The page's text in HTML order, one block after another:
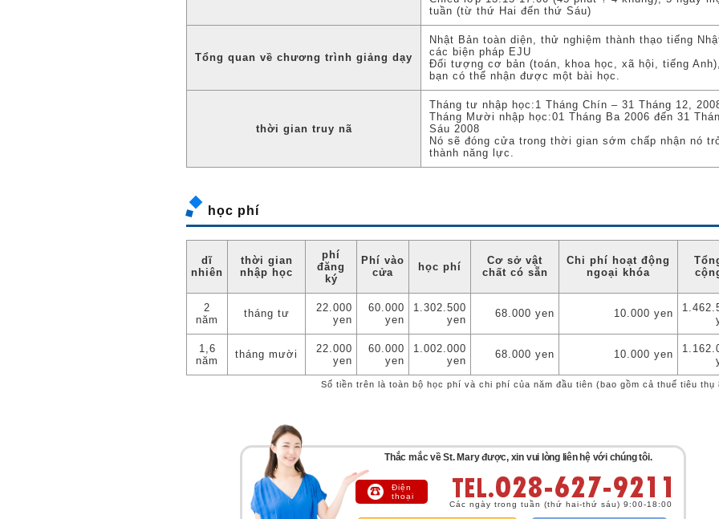
tuần (từ thứ Hai đến thứ Sáu)
Tổng quan về chương trình giảng dạy
Nhật Bản toàn diện, thử nghiệm thành thạo tiếng
các biện pháp EJU
Đối tượng cơ bản (toán, khoa học, xã hội, tiếng Anh),
bạn có thể nhận được một bài học.
thời gian truy nã
Tháng tư nhập học:1 Tháng Chín – 31 Tháng 12,
Tháng Mười nhập học:01 Tháng Ba 2006 đến 31
Sáu 2008
Nó sẽ đóng cửa trong thời gian sớm chấp nhận nó
thành năng lực.
học phí
dĩ
nhiên
thời gian
nhập học
phí
đăng
ký
Phí vào
cửa
học phí
Cơ sở vật
chất có sẵn
Chi phí hoạt động
ngoại khóa
2
năm
tháng tư
22.000
yen
60.000
yen
1.302.500
yen
68.000 yen 10.000 yen
1,6
năm
tháng mười
22.000
yen
60.000
yen
1.002.000
yen
68.000 yen 10.000 yen
Số tiền trên là toàn bộ học phí và chi phí của năm đầu tiên (bao gồm cả thuế tiêu thụ
Thắc mắc về St. Mary được, xin vui lòng liên hệ với chúng tôi.
Điện
thoại
Các ngày trong tuần (thứ hai-thứ sáu) 9:00-18:00